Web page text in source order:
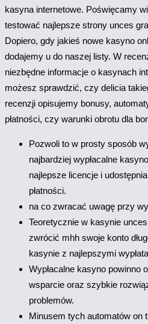
kasyna internetowe. Poświęcamy
testować najlepsze strony unces
Dopiero, gdy jakieś nowe kasyno
dodajemy u do naszej listy. W
niezbędne informacje o kasynach
możesz sprawdzić, czy delicia
recenzji opisujemy bonusy,
płatności, czy warunki obrotu dla
Pozwoli to w prosty sposób
najbardziej wypłacalne
najlepsze licencje i
płatności.
na cо zwracać uwagę przy
Teoretycznie w kasynie
zwrócić mhh swoje konto
kasynie z najlepszymi
Wypłacalne kasyno powinno
wsparcie oraz szybkie
problemów.
Minusem tych automatów on